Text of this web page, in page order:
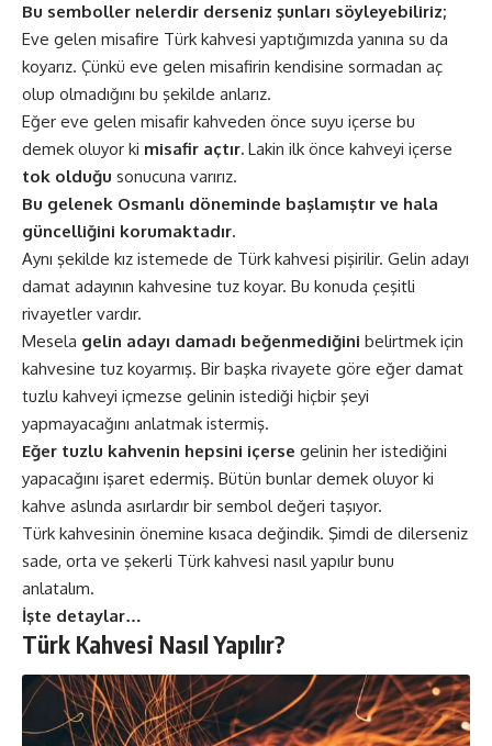
Bu semboller nelerdir derseniz şunları söyleyebiliriz;
Eve gelen misafire Türk kahvesi yaptığımızda yanına su da
koyarız. Çünkü eve gelen misafirin kendisine sormadan aç
olup olmadığını bu şekilde anlarız.
Eğer eve gelen misafir kahveden önce suyu içerse bu
demek oluyor ki misafir açtır. Lakin ilk önce kahveyi içerse
tok olduğu sonucuna varırız.
Bu gelenek Osmanlı döneminde başlamıştır ve hala
güncelliğini korumaktadır.
Aynı şekilde kız istemede de Türk kahvesi pişirilir. Gelin adayı
damat adayının kahvesine tuz koyar. Bu konuda çeşitli
rivayetler vardır.
Mesela gelin adayı damadı beğenmediğini belirtmek için
kahvesine tuz koyarmış. Bir başka rivayete göre eğer damat
tuzlu kahveyi içmezse gelinin istediği hiçbir şeyi
yapmayacağını anlatmak istermiş.
Eğer tuzlu kahvenin hepsini içerse gelinin her istediğini
yapacağını işaret edermiş. Bütün bunlar demek oluyor ki
kahve aslında asırlardır bir sembol değeri taşıyor.
Türk kahvesinin önemine kısaca değindik. Şimdi de dilerseniz
sade, orta ve şekerli Türk kahvesi nasıl yapılır bunu
anlatalım.
İşte detaylar…
Türk Kahvesi Nasıl Yapılır?